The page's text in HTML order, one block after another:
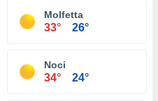
Molfetta
33° 26°
Noci
34° 24°